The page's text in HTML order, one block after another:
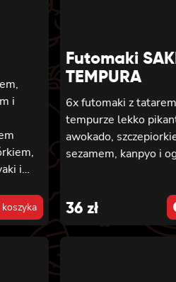
i
i
i
w
Futomaki
TEMPURA
6x futomaki z
tempurze lekko
awokado,
sezamem, kanpyo i
36 zł